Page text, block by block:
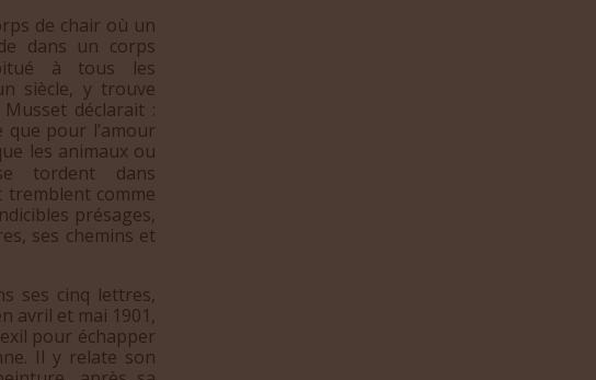
de chair où un
dans un corps
à tous les
siècle, y trouve
déclarait :
pour l’amour
les animaux ou
tordent dans
tremblent comme
présages,
ses chemins et
ses cinq lettres,
avril et mai 1901,
pour échapper
Il y relate son